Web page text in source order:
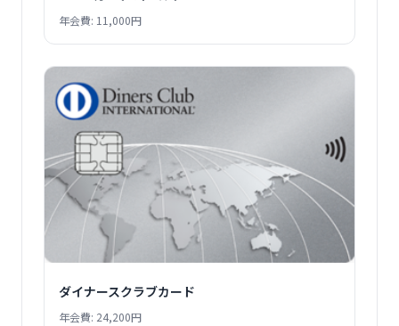
年会費: 11,000円
ダイナースクラブカード
年会費: 24,200円